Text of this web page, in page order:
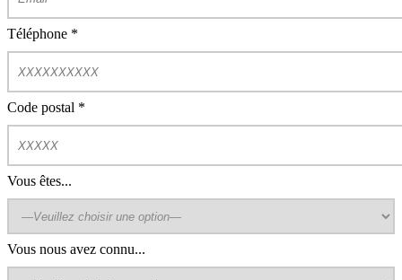
Téléphone *
Code postal *
Vous êtes...
Vous nous avez connu...